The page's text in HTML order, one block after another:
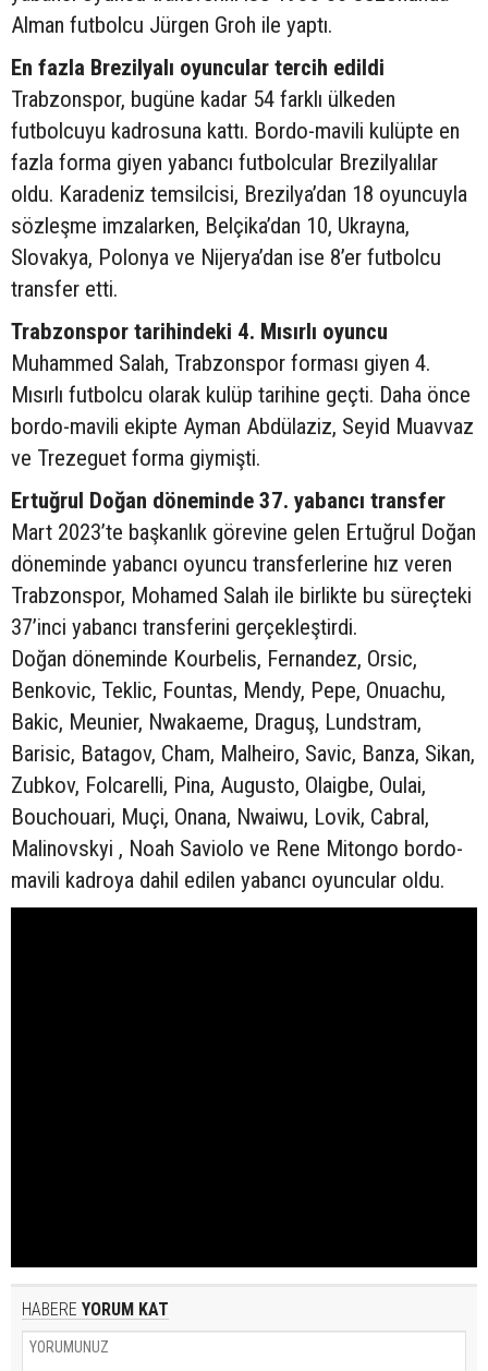
Alman futbolcu Jürgen Groh ile yaptı.
En fazla Brezilyalı oyuncular tercih edildi
Trabzonspor, bugüne kadar 54 farklı ülkeden
futbolcuyu kadrosuna kattı. Bordo-mavili kulüpte en
fazla forma giyen yabancı futbolcular Brezilyalılar
oldu. Karadeniz temsilcisi, Brezilya’dan 18 oyuncuyla
sözleşme imzalarken, Belçika’dan 10, Ukrayna,
Slovakya, Polonya ve Nijerya’dan ise 8’er futbolcu
transfer etti.
Trabzonspor tarihindeki 4. Mısırlı oyuncu
Muhammed Salah, Trabzonspor forması giyen 4.
Mısırlı futbolcu olarak kulüp tarihine geçti. Daha önce
bordo-mavili ekipte Ayman Abdülaziz, Seyid Muavvaz
ve Trezeguet forma giymişti.
Ertuğrul Doğan döneminde 37. yabancı transfer
Mart 2023’te başkanlık görevine gelen Ertuğrul Doğan
döneminde yabancı oyuncu transferlerine hız veren
Trabzonspor, Mohamed Salah ile birlikte bu süreçteki
37’inci yabancı transferini gerçekleştirdi.
Doğan döneminde Kourbelis, Fernandez, Orsic,
Benkovic, Teklic, Fountas, Mendy, Pepe, Onuachu,
Bakic, Meunier, Nwakaeme, Draguş, Lundstram,
Barisic, Batagov, Cham, Malheiro, Savic, Banza, Sikan,
Zubkov, Folcarelli, Pina, Augusto, Olaigbe, Oulai,
Bouchouari, Muçi, Onana, Nwaiwu, Lovik, Cabral,
Malinovskyi , Noah Saviolo ve Rene Mitongo bordo-
mavili kadroya dahil edilen yabancı oyuncular oldu.
HABERE YORUM KAT